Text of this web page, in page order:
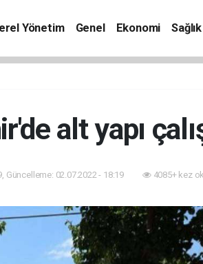
Yönetim Genel Ekonomi Sağlık
alt yapı
Güncelleme: 02.07.2022 - 18:19 4085+ kez